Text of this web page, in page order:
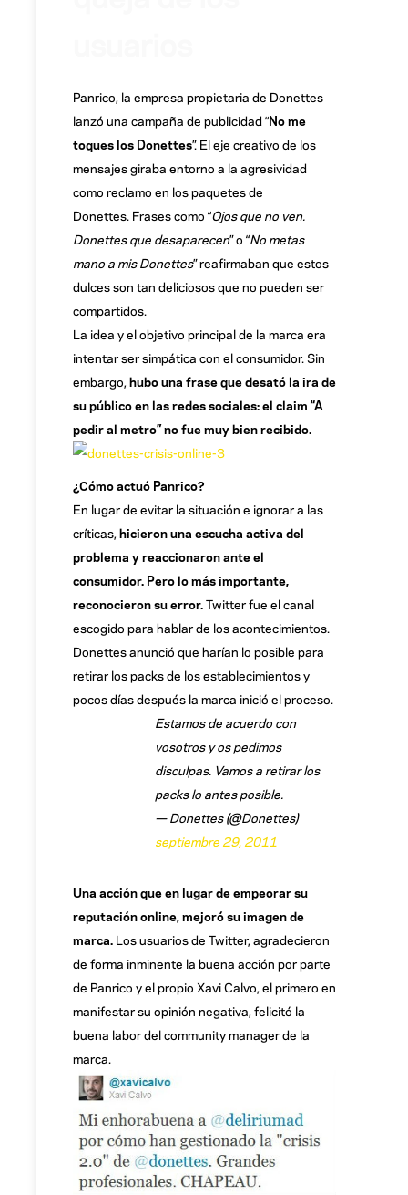
Panrico, la empresa propietaria de Donettes
lanzó una campaña de publicidad “No me
toques los Donettes”. El eje creativo de los
mensajes giraba entorno a la agresividad
como reclamo en los paquetes de
Donettes. Frases como “Ojos que no ven.
Donettes que desaparecen” o “No metas
mano a mis Donettes” reafirmaban que estos
dulces son tan deliciosos que no pueden ser
compartidos.
La idea y el objetivo principal de la marca era
intentar ser simpática con el consumidor. Sin
embargo,hubo una frase que desató la ira de
su público en las redes sociales: el claim “A
pedir al metro” no fue muy bien recibido.
¿Cómo actuó Panrico?
En lugar de evitar la situación e ignorar a las
críticas,hicieron una escucha activa del
problema y reaccionaron ante el
consumidor. Pero lo más importante,
reconocieron su error.Twitter fue el canal
escogido para hablar de los acontecimientos.
Donettes anunció que harían lo posible para
retirar los packs de los establecimientos y
pocos días después la marca inició el proceso.
Estamos de acuerdo con
vosotros y os pedimos
disculpas. Vamos a retirar los
packs lo antes posible.
— Donettes (@Donettes)
septiembre 29, 2011
Una acción que en lugar de empeorar su
reputación online, mejoró su imagen de
marca. Los usuarios de Twitter, agradecieron
de forma inminente la buena acción por parte
de Panrico y el propio Xavi Calvo, el primero en
manifestar su opinión negativa, felicitó la
buena labor del community manager de la
marca.